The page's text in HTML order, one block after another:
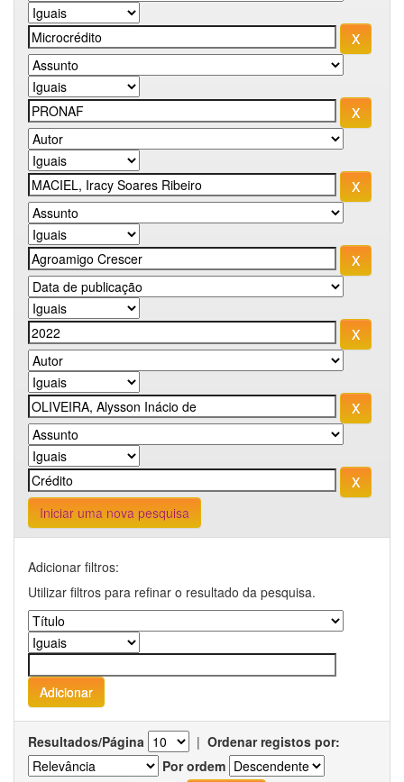
Iniciar uma nova pesquisa
Adicionar filtros:
Utilizar filtros para refinar o resultado da pesquisa.
Resultados/Página | Ordenar registos por:
Por ordem